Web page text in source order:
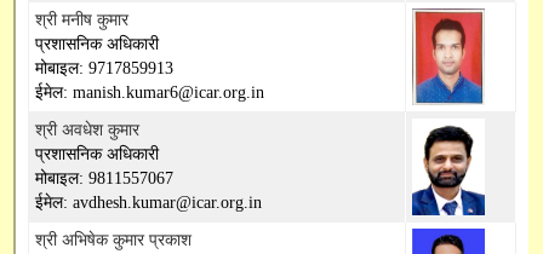
Capacity Building
श्री मनीष कुमार
प्रशासनिक अधिकारी
मोबाइल: 9717859913
ईमेल: manish.kumar6@icar.org.in
श्री अवधेश कुमार
प्रशासनिक अधिकारी
मोबाइल: 9811557067
ईमेल: avdhesh.kumar@icar.org.in
श्री अभिषेक कुमार प्रकाश